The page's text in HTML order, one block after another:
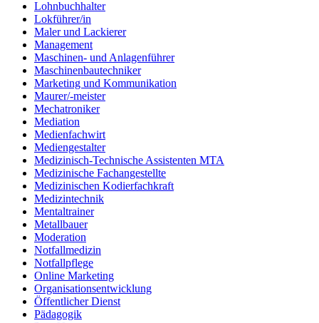
Lohnbuchhalter
Lokführer/in
Maler und Lackierer
Management
Maschinen- und Anlagenführer
Maschinenbautechniker
Marketing und Kommunikation
Maurer/-meister
Mechatroniker
Mediation
Medienfachwirt
Mediengestalter
Medizinisch-Technische Assistenten MTA
Medizinische Fachangestellte
Medizinischen Kodierfachkraft
Medizintechnik
Mentaltrainer
Metallbauer
Moderation
Notfallmedizin
Notfallpflege
Online Marketing
Organisationsentwicklung
Öffentlicher Dienst
Pädagogik